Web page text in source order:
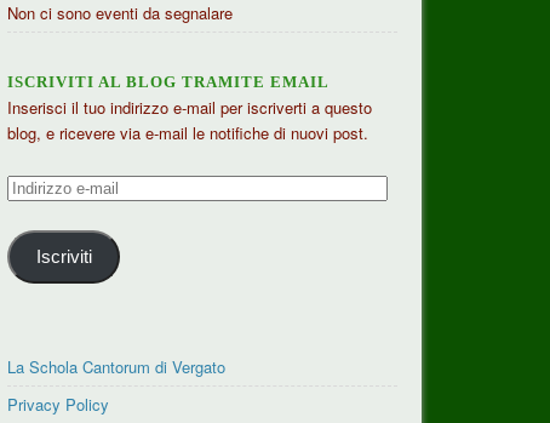
Non ci sono eventi da segnalare
ISCRIVITI AL BLOG TRAMITE EMAIL
Inserisci il tuo indirizzo e-mail per iscriverti a questo
blog, e ricevere via e-mail le notifiche di nuovi post.
Indirizzo
mail
Iscriviti
La Schola Cantorum di Vergato
Privacy Policy